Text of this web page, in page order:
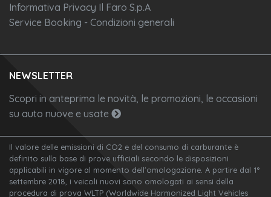
Informativa Privacy Il Faro S.p.A
Service Booking - Condizioni generali
NEWSLETTER
Scopri in anteprima le novità, le promozioni, le occasioni
su auto nuove e usate
Il valore delle emissioni di CO2 e del consumo di carburante è
definito sulla base di prove ufficiali secondo le disposizioni
applicabili in vigore al momento dell'omologazione. A partire dal 1°
settembre 2018, i veicoli nuovi sono omologati ai sensi della
procedura di prova WLTP (Worldwide Harmonized Light Vehicles